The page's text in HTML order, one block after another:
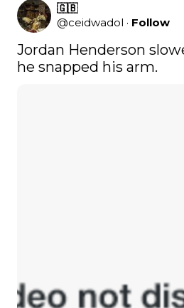
🇬🇧
@ceidwadol · Follow
Jordan Henderson
he snapped his arm.